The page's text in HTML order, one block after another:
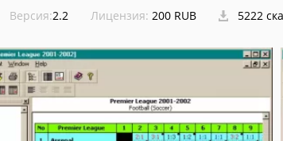
Версия:2.2 Лицензия: 200 RUB 5222